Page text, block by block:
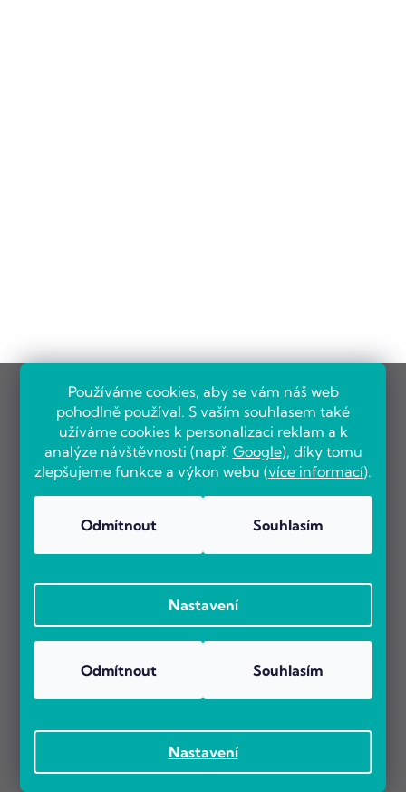
Používáme cookies, aby se vám náš web
pohodlně používal. S vaším souhlasem také
užíváme cookies k personalizaci reklam a k
analýze návštěvnosti (např. Google), díky tomu
zlepšujeme funkce a výkon webu (více informací).
Nastavení
Odmítnout Souhlasím
Nastavení
Odmítnout Souhlasím